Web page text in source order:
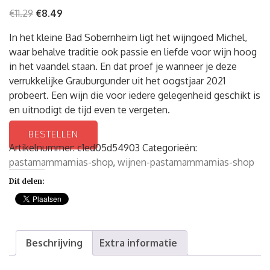
€11.29 €8.49
In het kleine Bad Sobernheim ligt het wijngoed Michel,
waar behalve traditie ook passie en liefde voor wijn hoog
in het vaandel staan. En dat proef je wanneer je deze
verrukkelijke Grauburgunder uit het oogstjaar 2021
probeert. Een wijn die voor iedere gelegenheid geschikt is
en uitnodigt de tijd even te vergeten.
BESTELLEN
Artikelnummer:c1ed05d54903 Categorieën:
pastamammamias-shop, wijnen-pastamammamias-shop
Dit delen:
Beschrijving Extra informatie